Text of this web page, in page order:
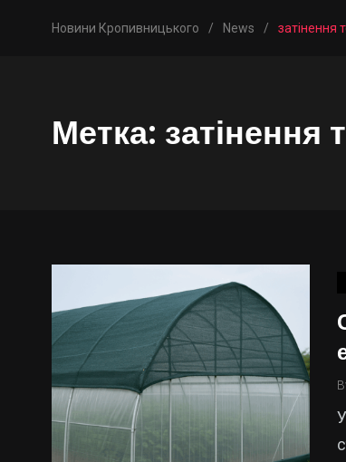
Новини Кропивницького / News / затінення
Метка: затінення